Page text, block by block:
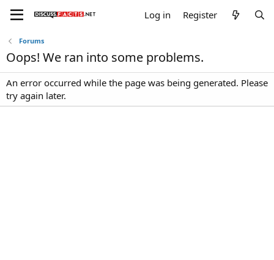
Log in Register
Forums
Oops! We ran into some problems.
An error occurred while the page was being generated. Please
try again later.